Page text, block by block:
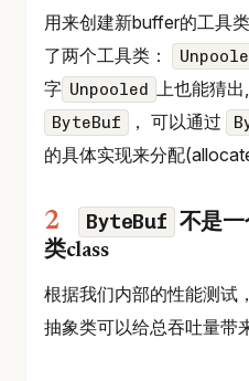
用来创建新buffer的工具类
了两个工具类：
字 Unpooled 上也能猜
ByteBuf ， 可以通过
的具体实现来分配
ByteBuf 不是
类class
根据我们内部的性能测试
抽象类可以给总吞吐量带